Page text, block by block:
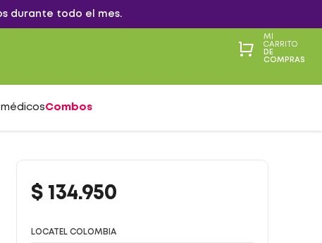
durante todo el mes.
MI
CARRITO
DE
COMPRAS
Combos
$ 134.950
LOCATEL COLOMBIA